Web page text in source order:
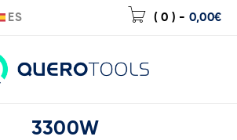
ES ( 0 ) - 0,00€
3300W